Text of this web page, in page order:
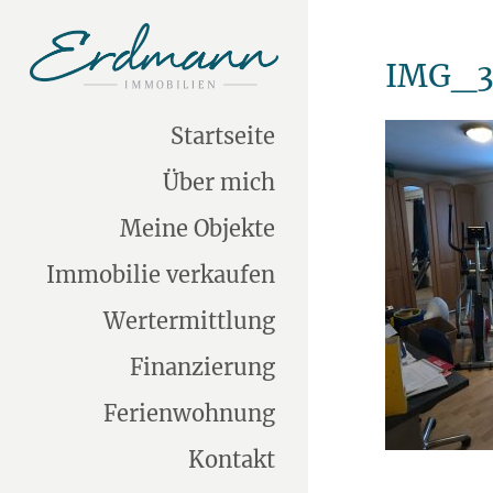
Startseite
Über mich
Meine Objekte
Immobilie verkaufen
Wertermittlung
Finanzierung
Ferienwohnung
Kontakt